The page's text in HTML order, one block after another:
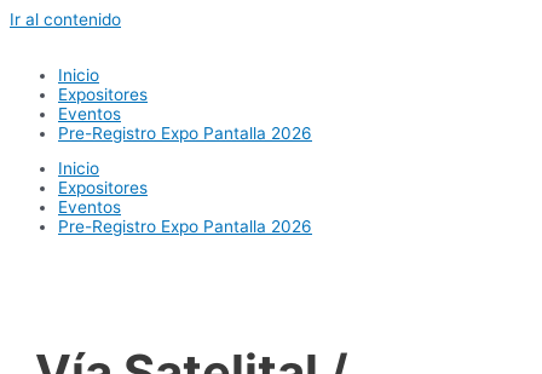
Ir al contenido
Inicio
Expositores
Eventos
Pre-Registro Expo Pantalla 2026
Inicio
Expositores
Eventos
Pre-Registro Expo Pantalla 2026